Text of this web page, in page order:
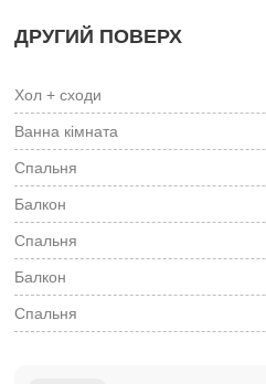
ДРУГИЙ ПОВЕРХ
Хол + сходи
Ванна кімната
Спальня
Балкон
Спальня
Балкон
Спальня